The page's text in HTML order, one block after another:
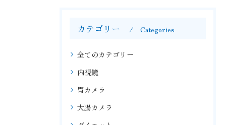
カテゴリー Categories
全てのカテゴリー
内視鏡
胃カメラ
大腸カメラ